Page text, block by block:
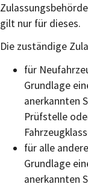
gilt nur für dieses.
Die zuständige
für
Grundlage
anerkannten
Prüfstelle
für alle
Grundlage
anerkannten